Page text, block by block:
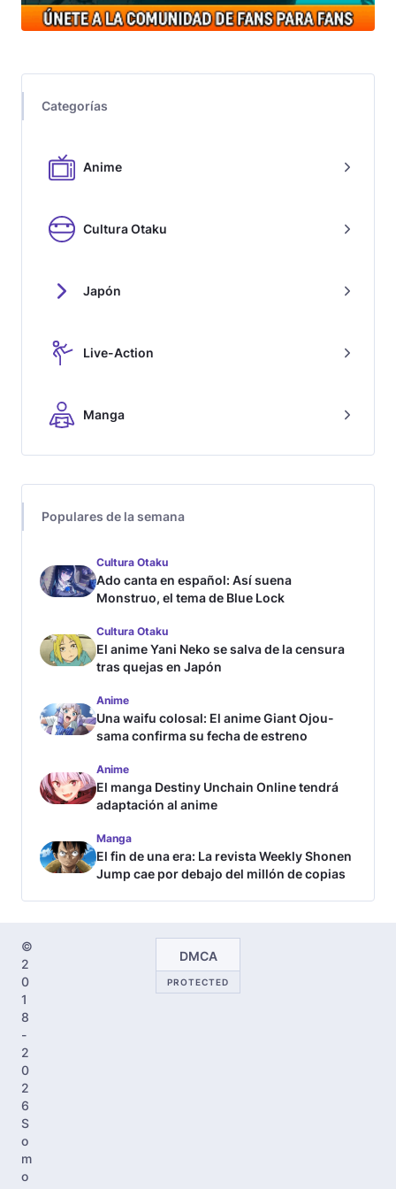
Categorías
Anime
Cultura Otaku
Japón
Live-Action
Manga
Populares de la semana
Cultura Otaku
Ado canta en español: Así suena
Monstruo, el tema de Blue Lock
Cultura Otaku
El anime Yani Neko se salva de la censura
tras quejas en Japón
Anime
Una waifu colosal: El anime Giant Ojou-
sama confirma su fecha de estreno
Anime
El manga Destiny Unchain Online tendrá
adaptación al anime
Manga
El fin de una era: La revista Weekly Shonen
Jump cae por debajo del millón de copias
©
2
0
1
8
-
2
0
2
6
S
o
m
o
DMCA
PROTECTED